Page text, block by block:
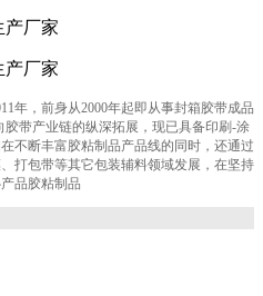
产厂家
产厂家
年，前身从2000年起即从事封箱胶带成品
带产业链的纵深拓展，现已具备印刷-涂
不断丰富胶粘制品产品线的同时，还通过
打包带等其它包装辅料领域发展，在坚持
品胶粘制品